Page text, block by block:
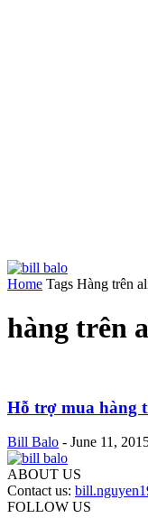
Home Tags Hàng trên
hàng trên
Hỗ trợ mua hàng
Bill Balo - June 11,
ABOUT US
Contact us:
FOLLOW US